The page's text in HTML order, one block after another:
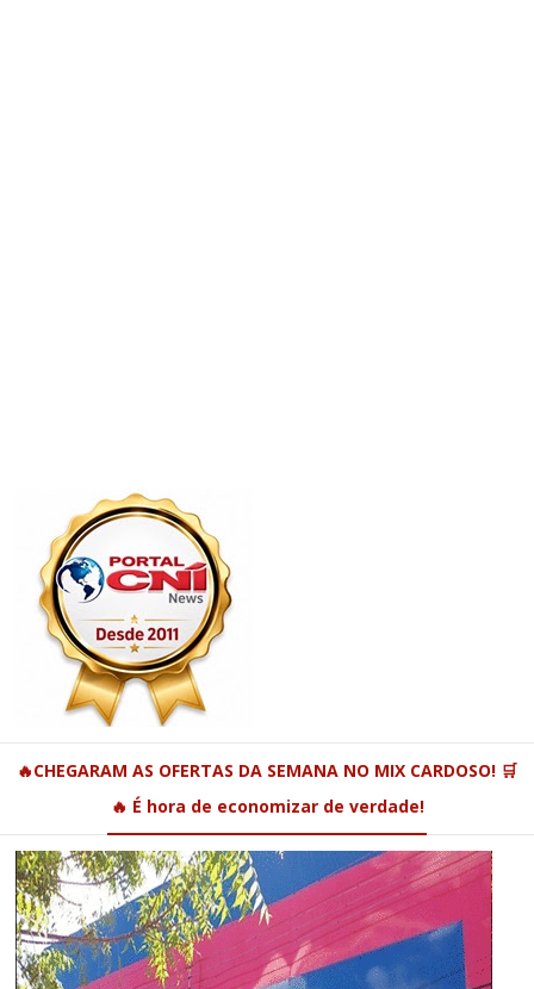
🔥CHEGARAM AS OFERTAS DA SEMANA NO MIX CARDOSO! 🛒
🔥 É hora de economizar de verdade!